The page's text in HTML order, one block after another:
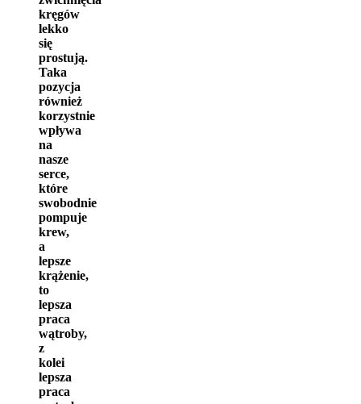
kręgów
lekko
się
prostują.
Taka
pozycja
również
korzystnie
wpływa
na
nasze
serce,
które
swobodnie
pompuje
krew,
a
lepsze
krążenie,
to
lepsza
praca
wątroby,
z
kolei
lepsza
praca